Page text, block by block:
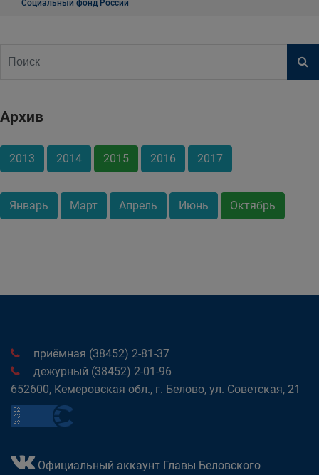
Социальный фонд России
Архив
2013 2014 2015 2016 2017
Январь Март Апрель Июнь Октябрь
приёмная (38452) 2-81-37
дежурный (38452) 2-01-96
652600, Кемеровская обл., г. Белово, ул. Советская, 21
Официальный аккаунт Главы Беловского